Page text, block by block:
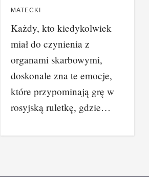
skarbowym?
MATECKI
Każdy, kto kiedykolwiek
miał do czynienia z
organami skarbowymi,
doskonale zna te emocje,
które przypominają grę w
rosyjską ruletkę, gdzie…